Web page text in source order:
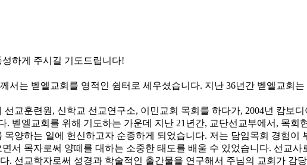
하게 주시길 기도드립니다!
서는 벧엘교회를 영적인 쉼터로 세우셨습니다. 지난 36년간 벧엘교회
교훈련원, 신학교 선교연구소, 이민교회 목회를 하다가, 2004년 캄보
벧엘교회를 위해 기도하는 가운데 지난 21년간, 교단선교부에서, 목
양하는 일에 헌신하고자 순종하게 되었습니다. 저는 담임목회 경험이
서 목자로써 양떼를 대하는 소중한 태도를 배울 수 있었습니다. 선교
. 선교학자로써 성경과 학술적인 출간물을 연구해서 주님의 교회가 감